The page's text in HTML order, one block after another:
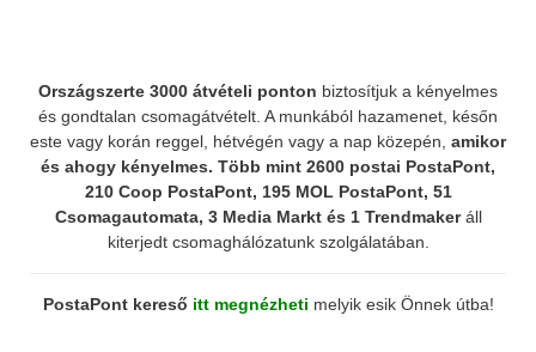
Országszerte 3000 átvételi ponton biztosítjuk a kényelmes
és gondtalan csomagátvételt. A munkából hazamenet, későn
este vagy korán reggel, hétvégén vagy a nap közepén, amikor
és ahogy kényelmes. Több mint 2600 postai PostaPont,
210 Coop PostaPont, 195 MOL PostaPont, 51
Csomagautomata, 3 Media Markt és 1 Trendmakeráll
kiterjedt csomaghálózatunk szolgálatában.
PostaPont kereső itt megnézheti melyik esik Önnek útba!